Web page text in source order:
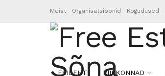
Meist Organisatsioonid Kogudused
ESILEHT PIIRKONNAD